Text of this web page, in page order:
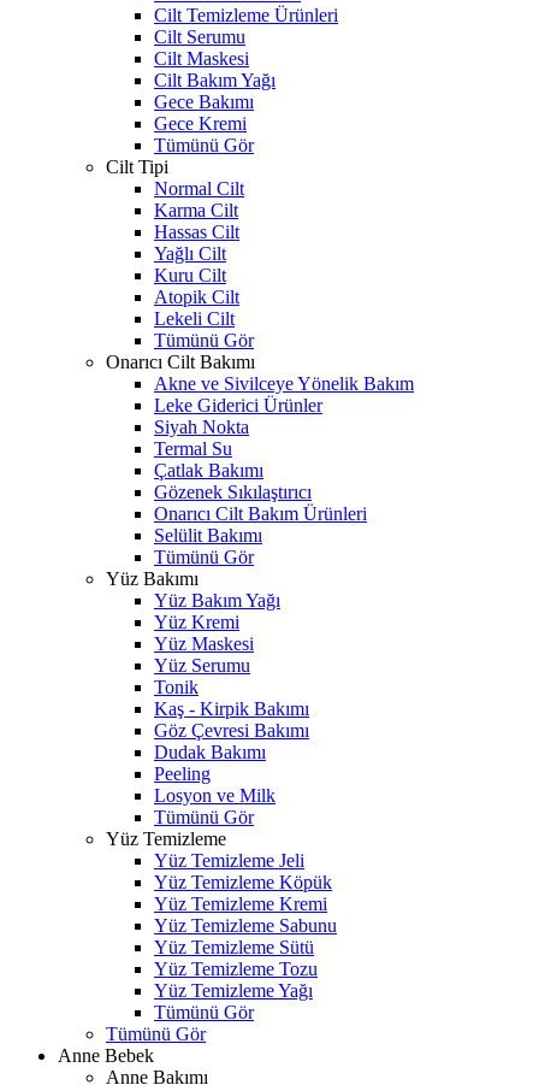
Cilt Temizleme Ürünleri
Cilt Serumu
Cilt Maskesi
Cilt Bakım Yağı
Gece Bakımı
Gece Kremi
Tümünü Gör
Cilt Tipi
Normal Cilt
Karma Cilt
Hassas Cilt
Yağlı Cilt
Kuru Cilt
Atopik Cilt
Lekeli Cilt
Tümünü Gör
Onarıcı Cilt Bakımı
Akne ve Sivilceye Yönelik Bakım
Leke Giderici Ürünler
Siyah Nokta
Termal Su
Çatlak Bakımı
Gözenek Sıkılaştırıcı
Onarıcı Cilt Bakım Ürünleri
Selülit Bakımı
Tümünü Gör
Yüz Bakımı
Yüz Bakım Yağı
Yüz Kremi
Yüz Maskesi
Yüz Serumu
Tonik
Kaş - Kirpik Bakımı
Göz Çevresi Bakımı
Dudak Bakımı
Peeling
Losyon ve Milk
Tümünü Gör
Yüz Temizleme
Yüz Temizleme Jeli
Yüz Temizleme Köpük
Yüz Temizleme Kremi
Yüz Temizleme Sabunu
Yüz Temizleme Sütü
Yüz Temizleme Tozu
Yüz Temizleme Yağı
Tümünü Gör
Tümünü Gör
Anne Bebek
Anne Bakımı